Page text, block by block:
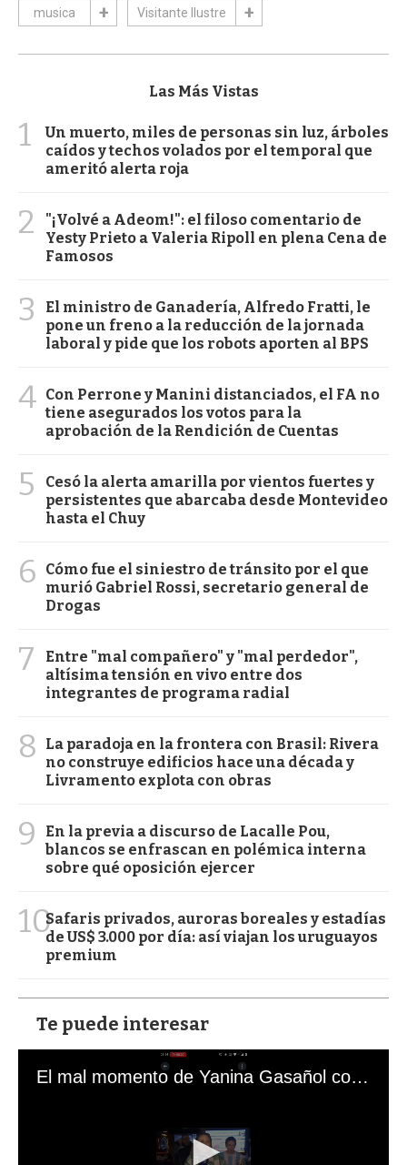
musica Visitante Ilustre
Las Más Vistas
1
Un muerto, miles de personas sin luz, árboles
caídos y techos volados por el temporal que
ameritó alerta roja
2
"¡Volvé a Adeom!": el filoso comentario de
Yesty Prieto a Valeria Ripoll en plena Cena de
Famosos
3
El ministro de Ganadería, Alfredo Fratti, le
pone un freno a la reducción de la jornada
laboral y pide que los robots aporten al BPS
4 Con Perrone y Manini distanciados, el FA no
tiene asegurados los votos para la
aprobación de la Rendición de Cuentas
5
Cesó la alerta amarilla por vientos fuertes y
persistentes que abarcaba desde Montevideo
hasta el Chuy
6
Cómo fue el siniestro de tránsito por el que
murió Gabriel Rossi, secretario general de
Drogas
7
Entre "mal compañero" y "mal perdedor",
altísima tensión en vivo entre dos
integrantes de programa radial
8
La paradoja en la frontera con Brasil: Rivera
no construye edificios hace una década y
Livramento explota con obras
9
En la previa a discurso de Lacalle Pou,
blancos se enfrascan en polémica interna
sobre qué oposición ejercer
10Safaris privados, auroras boreales y estadías
de US$ 3.000 por día: así viajan los uruguayos
premium
Te puede interesar
El mal momento de Yanina Gasañol con un hincha argentino en "Subrayado"